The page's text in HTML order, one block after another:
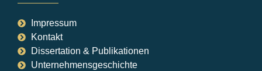
Impressum
Kontakt
Dissertation & Publikationen
Unternehmensgeschichte